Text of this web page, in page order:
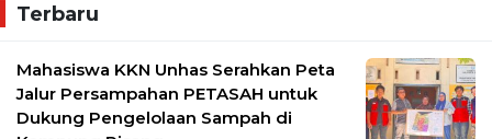
Terbaru
Mahasiswa KKN Unhas Serahkan Peta
Jalur Persampahan PETASAH untuk
Dukung Pengelolaan Sampah di